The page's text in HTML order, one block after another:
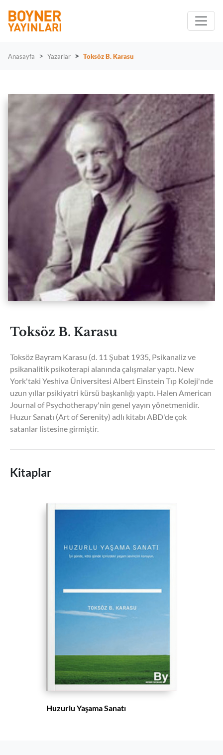
Anasayfa Yazarlar Toksöz B. Karasu
Toksöz B. Karasu
Toksöz Bayram Karasu (d. 11 Şubat 1935, Psikanaliz ve
psikanalitik psikoterapi alanında çalışmalar yaptı. New
York'taki Yeshiva Üniversitesi Albert Einstein Tıp Koleji'nde
uzun yıllar psikiyatri kürsü başkanlığı yaptı. Halen American
Journal of Psychotherapy'nin genel yayın yönetmenidir.
Huzur Sanatı (Art of Serenity) adlı kitabı ABD'de çok
satanlar listesine girmiştir.
Kitaplar
Huzurlu Yaşama Sanatı